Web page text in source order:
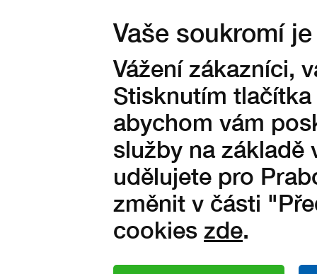
Vaše soukromí
Vážení zákazníci,
Stisknutím
abychom vám
služby na základě
udělujete pro
změnit v části
cookies zde.
Velikosti: 37 38 39 40 41
44
45 46 47